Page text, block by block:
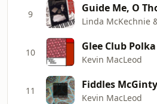
9
10 Glee Club Polka
Kevin MacLeod
11 Fiddles McGinty
Kevin MacLeod